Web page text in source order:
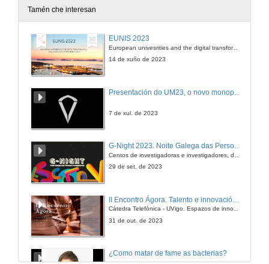
Tamén che interesan
EUNIS 2023
European univesrities and the digital transformation: challenges and opportunities ahead
14 de xuño de 2023
7 de xul. de 2023
G-Night 2023. Noite Galega das Persoas Investigadoras. Conciencias creativas
29 de set. de 2023
Cátedra Telefónica - UVigo. Espazos de innovación
31 de out. de 2023
¿Como matar de fame as bacterias?